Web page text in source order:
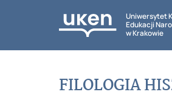
Uniwersytet
Edukacji
w Krakowie
FILOLOGIA